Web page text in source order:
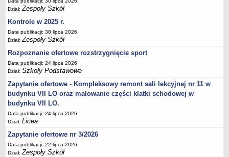
Majątek
Godziny dyżurów
Ogłoszenia
Zarządzenia
Rejestry, ewidencje, archiwa
Kontrole
PONOWNE WYKORZYSTYWANIE
Sprawozdania
Deklaracja dostępności
DEKLARACJA DOSTĘPNOŚCI
OŚWIADCZENIA MAJĄTKOWE
PONOWNE WYKORZYSTYWANIE
Dział:Zespoły Szkół
Kontrole w 2025 r.
Data publikacji: 30 lipca 2026
Dział:Zespoły Szkół
Rozpoznanie ofertowe rozstrzygnięcie sport
Data publikacji: 24 lipca 2026
Dział:Szkoły Podstawowe
Zapytanie ofertowe - Kompleksowy remont sali lekcyjnej nr 11 w
budynku VII LO oraz malowanie części klatki schodowej w
budynku VII LO.
Data publikacji: 24 lipca 2026
Dział:Licea
Zapytanie ofertowe nr 3/2026
Data publikacji: 22 lipca 2026
Dział:Zespoły Szkół